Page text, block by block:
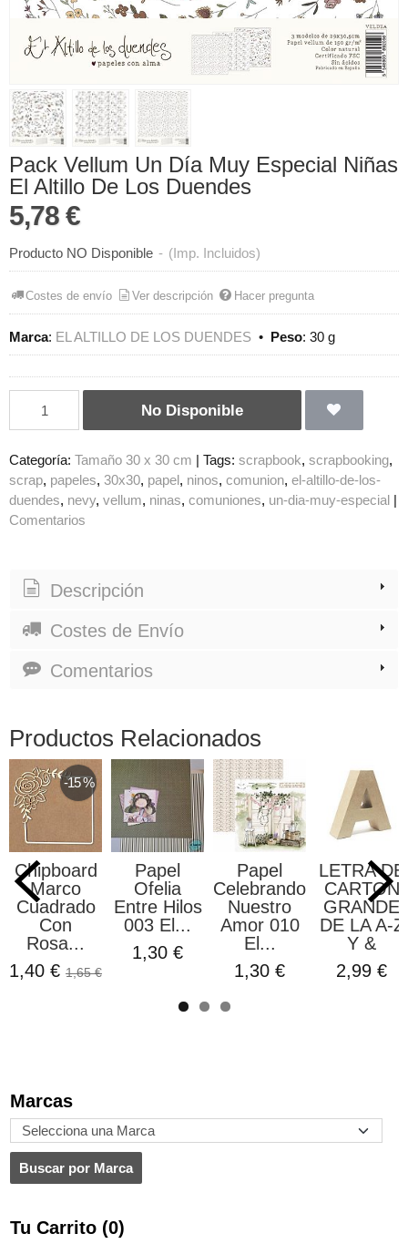
Marcas
Tu Carrito (0)
Pack Vellum Un Día Muy Especial Niñas
El Altillo De Los Duendes
5,78 €
Producto NO Disponible - (Imp. Incluidos)
Costes de envío Ver descripción Hacer pregunta
Marca: EL ALTILLO DE LOS DUENDES • Peso: 30 g
No Disponible
Categoría: Tamaño 30 x 30 cm | Tags: scrapbook scrapbooking
scrap papeles 30x30 papel ninos comunion el-altillo-de-los-
duendes nevy vellum ninas comuniones un-dia-muy-especial |
Comentarios
Descripción
Costes de Envío
Comentarios
Productos Relacionados
-15 %
Chipboard
Marco
Cuadrado
Con
Rosa...
1,40 € 1,65 €
Papel
Ofelia
Entre Hilos
003 El...
1,30 €
Papel
Celebrando
Nuestro
Amor 010
El...
1,30 €
LETRA DE
CARTON
GRANDE
DE LA A-Z
Y &
2,99 €